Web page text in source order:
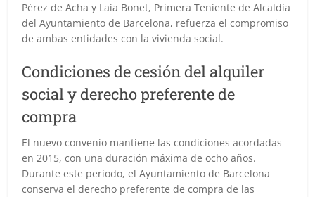
Pérez de Acha y Laia Bonet, Primera Teniente de Alcaldía
del Ayuntamiento de Barcelona, refuerza el compromiso
de ambas entidades con la vivienda social.
Condiciones de cesión del alquiler
social y derecho preferente de
compra
El nuevo convenio mantiene las condiciones acordadas
en 2015, con una duración máxima de ocho años.
Durante este período, el Ayuntamiento de Barcelona
conserva el derecho preferente de compra de las